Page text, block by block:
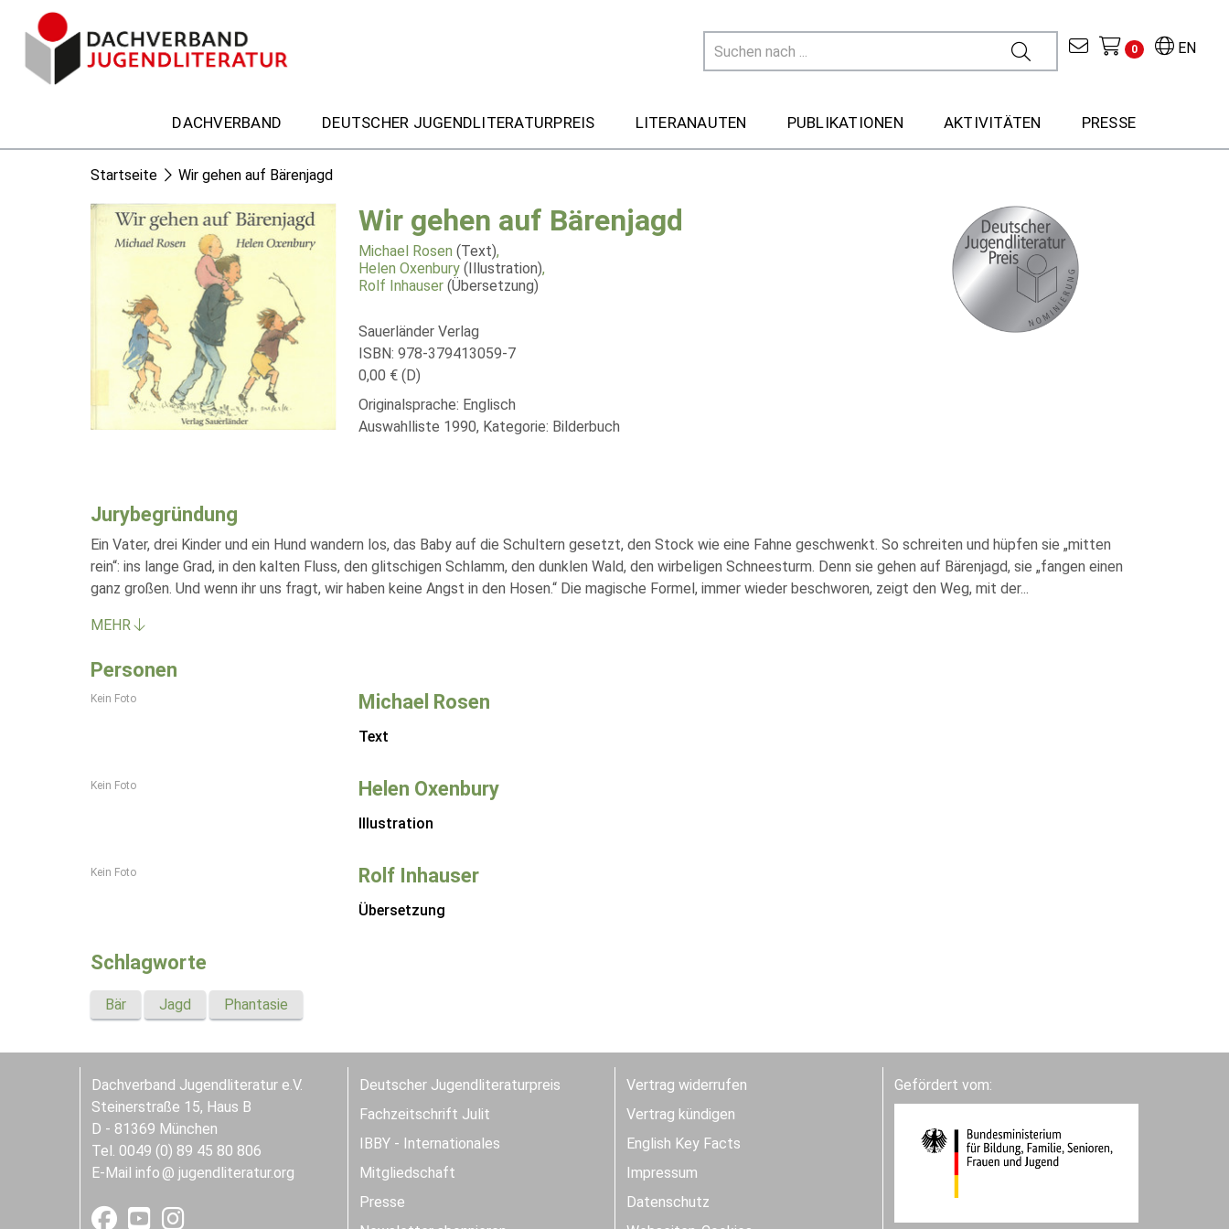
EN
0
DACHVERBAND DEUTSCHER JUGENDLITERATURPREIS LITERANAUTEN PUBLIKATIONEN AKTIVITÄTEN PRESSE
Startseite Wir gehen auf Bärenjagd
Wir gehen auf Bärenjagd
Michael Rosen (Text),
Helen Oxenbury (Illustration),
Rolf Inhauser (Übersetzung)
Sauerländer Verlag
ISBN: 978-379413059-7
0,00 € (D)
Originalsprache: Englisch
Auswahlliste 1990, Kategorie: Bilderbuch
Jurybegründung
Ein Vater, drei Kinder und ein Hund wandern los, das Baby auf die Schultern gesetzt, den Stock wie eine Fahne geschwenkt. So schreiten und hüpfen sie „mitten
rein“: ins lange Grad, in den kalten Fluss, den glitschigen Schlamm, den dunklen Wald, den wirbeligen Schneesturm. Denn sie gehen auf Bärenjagd, sie „fangen einen
ganz großen. Und wenn ihr uns fragt, wir haben keine Angst in den Hosen.“ Die magische Formel, immer wieder beschworen, zeigt den Weg, mit der...
MEHR
Personen
Kein Foto Michael Rosen
Text
Kein Foto Helen Oxenbury
Illustration
Kein Foto Rolf Inhauser
Übersetzung
Schlagworte
Bär Jagd Phantasie
Dachverband Jugendliteratur e.V.
Steinerstraße 15, Haus B
D - 81369 München
Tel. 0049 (0) 89 45 80 806
E-Mail info jugendliteratur.org
Deutscher Jugendliteraturpreis
Fachzeitschrift Julit
IBBY - Internationales
Mitgliedschaft
Presse
Vertrag widerrufen
Vertrag kündigen
English Key Facts
Impressum
Datenschutz
Gefördert vom: